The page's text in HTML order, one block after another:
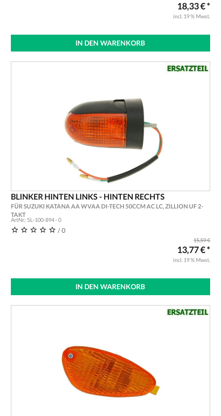
18,33 € *
incl. 19 % Mwst.
IN DEN WARENKORB
BLINKER HINTEN LINKS - HINTEN RECHTS
FÜR SUZUKI KATANA AA WVAA DI-TECH 50CCM AC LC, ZILLION UF 2-
TAKT
ArtNr.: SL-100-894 - 0
/ 0
15,59 €
13,77 € *
incl. 19 % Mwst.
IN DEN WARENKORB